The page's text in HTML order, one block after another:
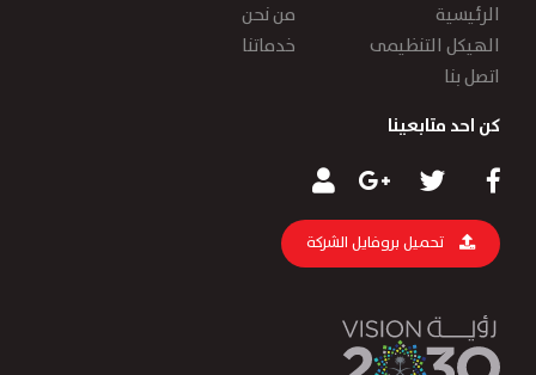
الرئيسية
من نحن
الهيكل التنظيمى
خدماتنا
اتصل بنا
كن احد متابعينا
تحميل بروفايل الشركة